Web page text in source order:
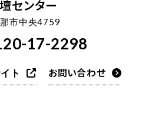
センター
市中央4759
17-2298
ト お問い合わせ